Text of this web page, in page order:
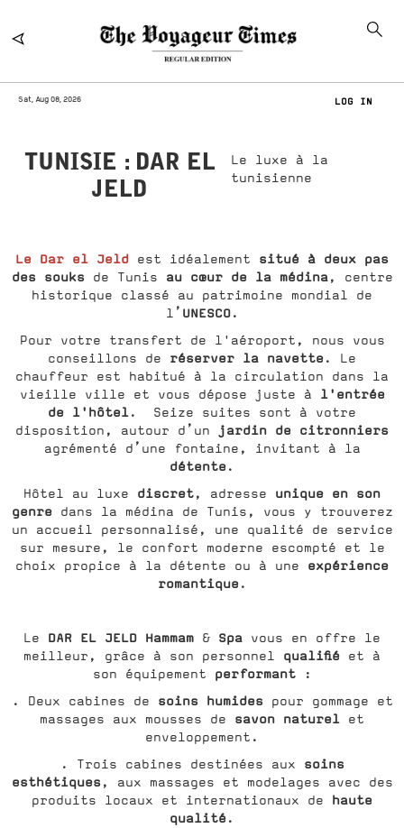
Sat, Aug 08, 2026 LOG IN
TUNISIE : DAR EL
JELD
Le luxe à la
tunisienne
Le Dar el Jeld est idéalement situé à deux pas
des souksde Tunis au cœur de la médina, centre
historique classé au patrimoine mondial de
l’ UNESCO.
Pour votre transfert de l'aéroport, nous vous
conseillons de réserver la navette. Le
chauffeur est habitué à la circulation dans la
vieille ville et vous dépose juste à l'entrée
de l'hôtel. Seize suites sont à votre
disposition, autour d’un
jardin de citronniers
agrémenté d’une fontaine, invitant à la
détente.
Hôtel au luxe
discret, adresse unique en son
genre
dans la médina de Tunis, vous y trouverez
un accueil personnalisé, une qualité de service
sur mesure, le confort moderne escompté et le
choix propice à la détente ou à une expérience
romantique.
Le DAR EL JELD Hammam & Spa vous en offre le
meilleur, grâce à son personnel qualifié
et à
son équipement performant:
. Deux cabines de soins humidespour gommage et
massages aux mousses de savon naturel
et
enveloppement.
. Trois cabines destinées aux soins
esthétiques, aux massages et modelages avec des
produits locaux et internationaux de
haute
qualité.